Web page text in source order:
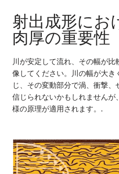
射出成形にお
肉厚の重要性
川が安定して流れ、その幅が
像してください。川の幅が大き
じ、その変動部分で渦、衝撃、
信じられないかもしれませんが
様の原理が適用されます。.